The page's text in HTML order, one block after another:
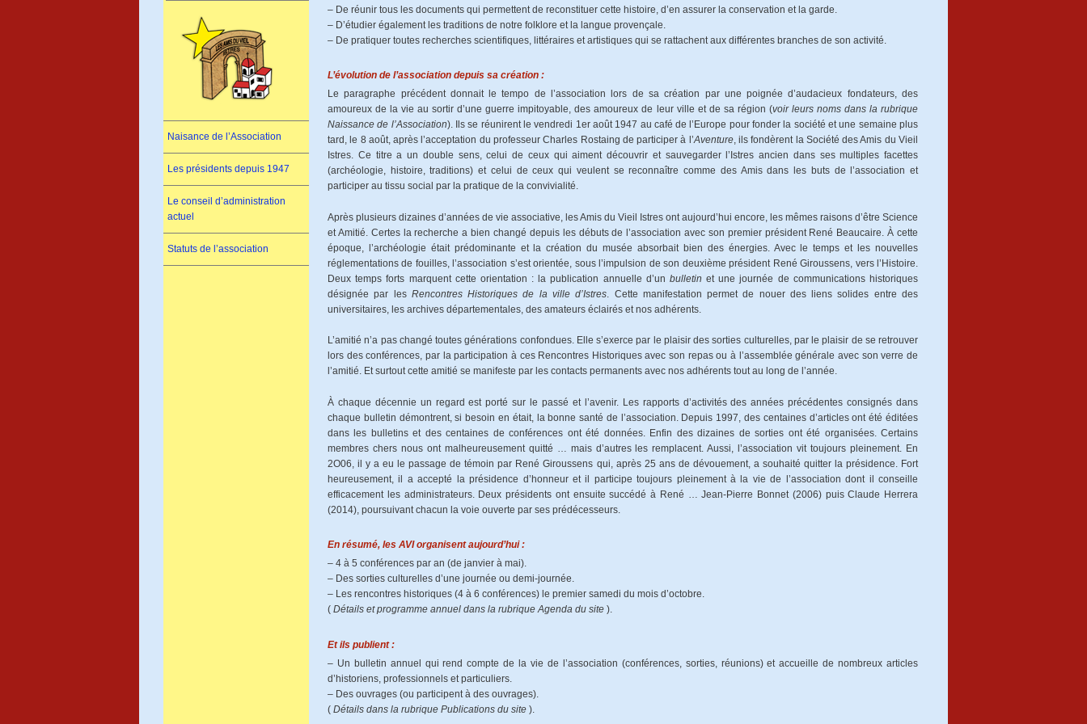
Naisance de l’Association
Les présidents depuis 1947
Le conseil d’administration
actuel
Statuts de l’association
– De réunir tous les documents qui permettent de reconstituer cette histoire, d’en assurer la conservation et la garde.
– D’étudier également les traditions de notre folklore et la langue provençale.
– De pratiquer toutes recherches scientifiques, littéraires et artistiques qui se rattachent aux différentes branches de son activité.
L’évolution de l’association depuis sa création :
Le paragraphe précédent donnait le tempo de l’association lors de sa création par une poignée d’audacieux fondateurs, des
amoureux de la vie au sortir d’une guerre impitoyable, des amoureux de leur ville et de sa région (voir leurs noms dans la rubrique
Naissance de l’Association). Ils se réunirent le vendredi 1er août 1947 au café de l’Europe pour fonder la société et une semaine plus
tard, le 8 août, après l’acceptation du professeur Charles Rostaing de participer à l’Aventure, ils fondèrent la Société des Amis du Vieil
Istres. Ce titre a un double sens, celui de ceux qui aiment découvrir et sauvegarder l’Istres ancien dans ses multiples facettes
(archéologie, histoire, traditions) et celui de ceux qui veulent se reconnaître comme des Amis dans les buts de l’association et
participer au tissu social par la pratique de la convivialité.
Après plusieurs dizaines d’années de vie associative, les Amis du Vieil Istres ont aujourd’hui encore, les mêmes raisons d’être Science
et Amitié. Certes la recherche a bien changé depuis les débuts de l’association avec son premier président René Beaucaire. À cette
époque, l’archéologie était prédominante et la création du musée absorbait bien des énergies. Avec le temps et les nouvelles
réglementations de fouilles, l’association s’est orientée, sous l’impulsion de son deuxième président René Giroussens, vers l’Histoire.
Deux temps forts marquent cette orientation : la publication annuelle d’un bulletin et une journée de communications historiques
désignée par les Rencontres Historiques de la ville d’Istres . Cette manifestation permet de nouer des liens solides entre des
universitaires, les archives départementales, des amateurs éclairés et nos adhérents.
L’amitié n’a pas changé toutes générations confondues. Elle s’exerce par le plaisir des sorties culturelles, par le plaisir de se retrouver
lors des conférences, par la participation à ces Rencontres Historiques avec son repas ou à l’assemblée générale avec son verre de
l’amitié. Et surtout cette amitié se manifeste par les contacts permanents avec nos adhérents tout au long de l’année.
À chaque décennie un regard est porté sur le passé et l’avenir. Les rapports d’activités des années précédentes consignés dans
chaque bulletin démontrent, si besoin en était, la bonne santé de l’association. Depuis 1997, des centaines d’articles ont été éditées
dans les bulletins et des centaines de conférences ont été données. Enfin des dizaines de sorties ont été organisées. Certains
membres chers nous ont malheureusement quitté … mais d’autres les remplacent. Aussi, l’association vit toujours pleinement. En
2O06, il y a eu le passage de témoin par René Giroussens qui, après 25 ans de dévouement, a souhaité quitter la présidence. Fort
heureusement, il a accepté la présidence d’honneur et il participe toujours pleinement à la vie de l’association dont il conseille
efficacement les administrateurs. Deux présidents ont ensuite succédé à René … Jean-Pierre Bonnet (2006) puis Claude Herrera
(2014), poursuivant chacun la voie ouverte par ses prédécesseurs.
En résumé, les AVI organisent aujourd’hui :
– 4 à 5 conférences par an (de janvier à mai).
– Des sorties culturelles d’une journée ou demi-journée.
– Les rencontres historiques (4 à 6 conférences) le premier samedi du mois d’octobre.
( Détails et programme annuel dans la rubrique Agenda du site ).
Et ils publient :
– Un bulletin annuel qui rend compte de la vie de l’association (conférences, sorties, réunions) et accueille de nombreux articles
d’historiens, professionnels et particuliers.
– Des ouvrages (ou participent à des ouvrages).
( Détails dans la rubrique Publications du site ).